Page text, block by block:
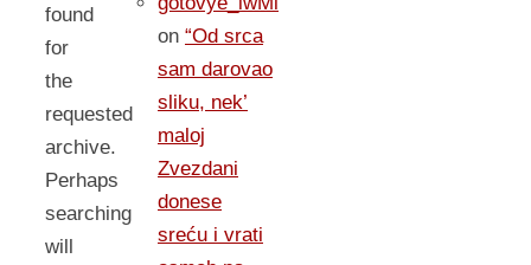
found
for
the
requested
archive.
Perhaps
searching
will
on “Od srca
sam darovao
sliku, nek’
maloj
Zvezdani
donese
sreću i vrati